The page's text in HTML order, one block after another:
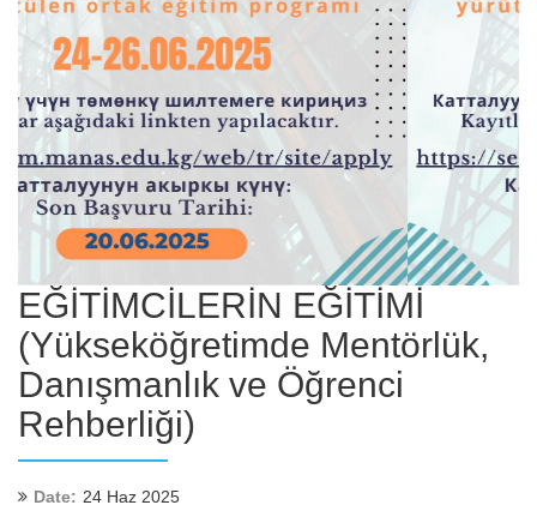
EĞİTİMCİLERİN EĞİTİMİ
(Yükseköğretimde Mentörlük,
Danışmanlık ve Öğrenci
Rehberliği)
Date: 24 Haz 2025